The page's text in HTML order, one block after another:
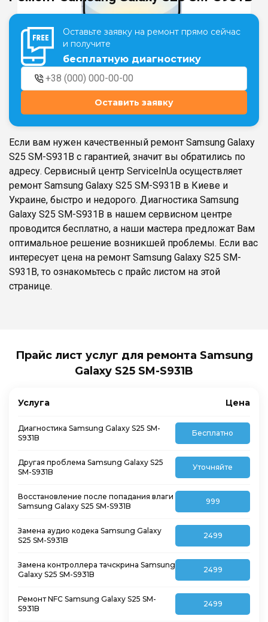
Театральная
г. Киев, ул. Крещатик 44-А
Оболонь
г. Киев, ТЦ LAKE PLAZA, ул. Героев
полка «Азов», 12
Дарница
г. Киев, Комфорт Таун, ул.
Березнева, 16, корпус 3
Оставьте заявку на ремонт прямо сейчас
и получите
бесплатную диагностику
Оставить заявку
Если вам нужен качественный ремонт Samsung Galaxy
S25 SM-S931B с гарантией, значит вы обратились по
адресу. Сервисный центр ServiceInUa осуществляет
ремонт Samsung Galaxy S25 SM-S931B в Киеве и
Украине, быстро и недорого. Диагностика Samsung
Galaxy S25 SM-S931B в нашем сервисном центре
проводится бесплатно, а наши мастера предложат Вам
оптимальное решение возникшей проблемы. Если вас
интересует цена на ремонт Samsung Galaxy S25 SM-
S931B, то ознакомьтесь с прайс листом на этой
странице.
Прайс лист услуг для ремонта Samsung
Galaxy S25 SM-S931B
Услуга Цена
Диагностика Samsung Galaxy S25 SM-
S931B
Бесплатно
Другая проблема Samsung Galaxy S25
SM-S931B
Уточняйте
Восстановление после попадания влаги
Samsung Galaxy S25 SM-S931B
999
Замена аудио кодека Samsung Galaxy
S25 SM-S931B
2499
Замена контроллера тачскрина Samsung
Galaxy S25 SM-S931B
2499
Ремонт NFC Samsung Galaxy S25 SM-
S931B
2499